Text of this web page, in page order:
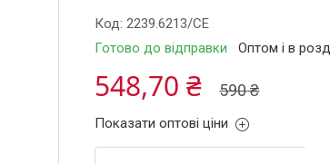
Готово до відправки Оптом і в
Код:2239.6213/СЕ
590 ₴
548,70 ₴
Показати оптові ціни